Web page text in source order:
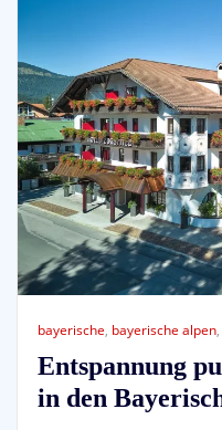
bayerische, bayerische alpen,
Entspannung
in den